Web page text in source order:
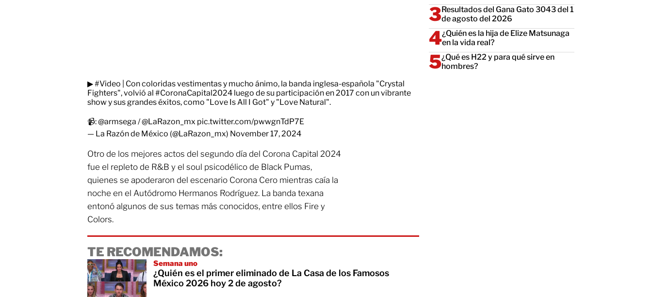
▶#Video | Con coloridas vestimentas y mucho ánimo, la banda inglesa-española "Crystal
Fighters", volvió al #CoronaCapital2024 luego de su participación en 2017 con un vibrante
show y sus grandes éxitos, como "Love Is All I Got" y "Love Natural".
📹:@armsega /@LaRazon_mx pic.twitter.com/pwwgnTdP7E
— La Razón de México (@LaRazon_mx) November 17, 2024
Otro de los mejores actos del segundo día del Corona Capital 2024
fue el repleto de R&B y el soul psicodélico de Black Pumas,
quienes se apoderaron del escenario Corona Cero mientras caía la
noche en el Autódromo Hermanos Rodríguez. La banda texana
entonó algunos de sus temas más conocidos, entre ellos Fire y
Colors.
TE RECOMENDAMOS:
Semana uno
¿Quién es el primer eliminado de La Casa de los Famosos
México 2026 hoy 2 de agosto?
Resultados del Gana Gato 3043 del 1
de agosto del 2026
¿Quién es la hija de Elize Matsunaga
en la vida real?
¿Qué es H22 y para qué sirve en
hombres?